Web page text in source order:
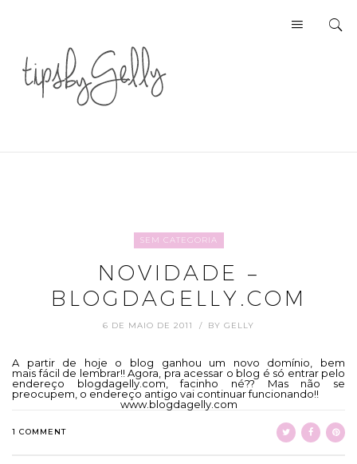
SEM CATEGORIA
NOVIDADE –
BLOGDAGELLY.COM
6 DE MAIO DE 2011 BY GELLY
A partir de hoje o blog ganhou um novo domínio, bem
mais fácil de lembrar!! Agora, pra acessar o blog é só entrar pelo
endereço blogdagelly.com, facinho né?? Mas não se
preocupem, o endereço antigo vai continuar funcionando!!
www.blogdagelly.com
1 COMMENT